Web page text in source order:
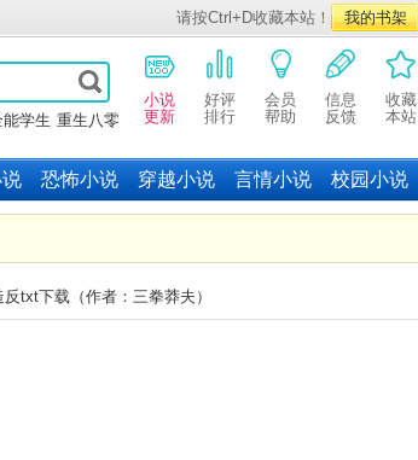
请按Ctrl+D收藏本站！ 我的书架
学生 重生八零
小说
更新
好评
排行
会员
帮助
信息
反馈
收藏
本站
恐怖小说 穿越小说 言情小说 校园小说
txt下载（作者：三拳莽夫）